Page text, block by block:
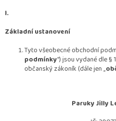
I.
Základní ustanovení
Tyto všeobecné obchodní
podmínky“) jsou vydané dle §
občanský zákoník (dále jen „
Paruky Jilly